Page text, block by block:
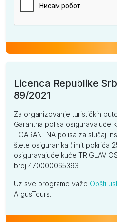
Licenca Republike
89/2021
Za organizovanje turističkih
Garantna polisa osiguravajuće
- GARANTNA polisa za slučaj
štete osiguranika (limit pokrića
osiguravajuće kuće TRIGLAV
broj 470000065393.
Uz sve programe važe Opšti
ArgusTours.